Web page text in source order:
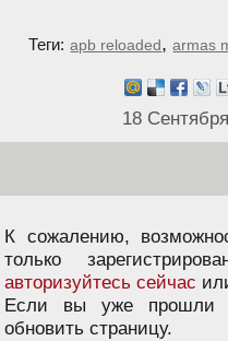
Теги: apb reloaded,armas
18
К сожалению,
только
авторизуйтесь сейчас
Если вы уже прошли
обновить страницу.